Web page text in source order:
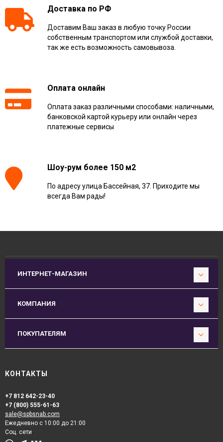
Доставка по РФ
Доставим Ваш заказ в любую точку России
собственным транспортом или службой доставки,
так же есть возможность самовывоза.
Оплата онлайн
Оплата заказ различными способами: наличными,
банковской картой курьеру или онлайн через
платежные сервисы
Шоу-рум более 150 м2
По адресу улица Бассейная, 37. Приходите мы
всегда Вам рады!
ИНТЕРНЕТ-МАГАЗИН
КОМПАНИЯ
ПОКУПАТЕЛЯМ
КОНТАКТЫ
+7 812 642-23-40
+7 (800) 555-61-63
sale@spbsnab.com
Ежедневно с 10:00 до 21:00
Соц. сети